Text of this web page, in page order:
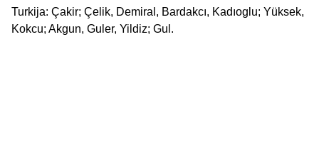
Turkija: Çakir; Çelik, Demiral, Bardakcı, Kadıoglu; Yüksek,
Kokcu; Akgun, Guler, Yildiz; Gul.